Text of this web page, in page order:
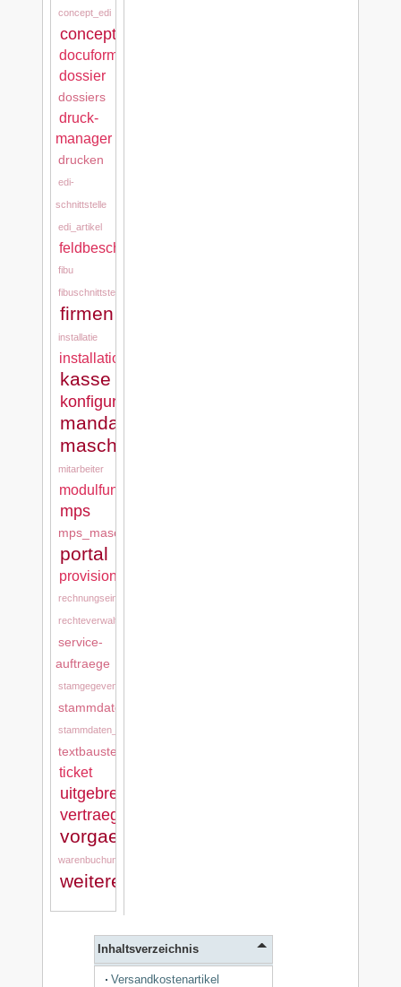
concept_edi
concept_mps
docuform
dossier
dossiers
druck-
manager
drucken
edi-
schnittstelle
edi_artikel
feldbeschreibungen
fibu
fibuschnittstelle
firmen
installatie
installation
kasse
konfigurationen
mandanten
maschinen
mitarbeiter
modulfunktionen
mps
mps_maschinen
portal
provision
rechnungseingang
rechteverwaltung
service-
auftraege
stamgegevens
stammdaten
stammdaten_tkd
textbausteine
ticket
uitgebreide_stamgegevens
vertraege
vorgaenge
warenbuchung
weitere_stammdaten
Inhaltsverzeichnis
Versandkostenartikel